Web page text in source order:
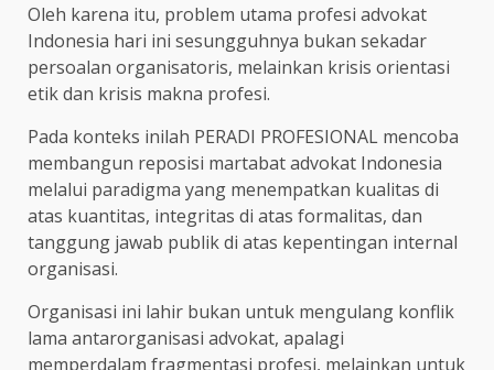
Oleh karena itu, problem utama profesi advokat
Indonesia hari ini sesungguhnya bukan sekadar
persoalan organisatoris, melainkan krisis orientasi
etik dan krisis makna profesi.
Pada konteks inilah PERADI PROFESIONAL mencoba
membangun reposisi martabat advokat Indonesia
melalui paradigma yang menempatkan kualitas di
atas kuantitas, integritas di atas formalitas, dan
tanggung jawab publik di atas kepentingan internal
organisasi.
Organisasi ini lahir bukan untuk mengulang konflik
lama antarorganisasi advokat, apalagi
memperdalam fragmentasi profesi, melainkan untuk